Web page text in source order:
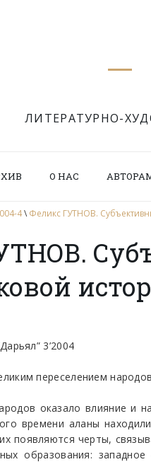
ЛИТЕРАТУРНО-
О НАС
4\ Феликс ГУТНОВ.
3’2004
переселением
оказало влияние и
времени аланы
появляются черты,
образования: